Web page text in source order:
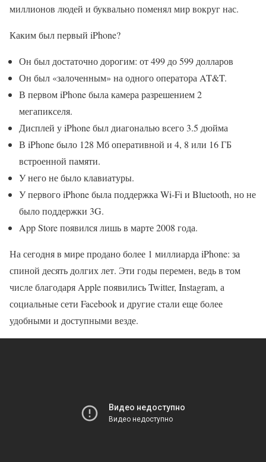
миллионов людей и буквально поменял мир вокруг нас.
Каким был первый iPhone?
Он был достаточно дорогим: от 499 до 599 долларов
Он был «залоченным» на одного оператора AT&T.
В первом iPhone была камера разрешением 2
мегапикселя.
Дисплей у iPhone был диагональю всего 3.5 дюйма
В iPhone было 128 Мб оперативной и 4, 8 или 16 ГБ
встроенной памяти.
У него не было клавиатуры.
У первого iPhone была поддержка Wi-Fi и Bluetooth, но не
было поддержки 3G.
App Store появился лишь в марте 2008 года.
На сегодня в мире продано более 1 миллиарда iPhone: за
спиной десять долгих лет. Эти годы перемен, ведь в том
числе благодаря Apple появились Twitter, Instagram, а
социальные сети Facebook и другие стали еще более
удобными и доступными везде.